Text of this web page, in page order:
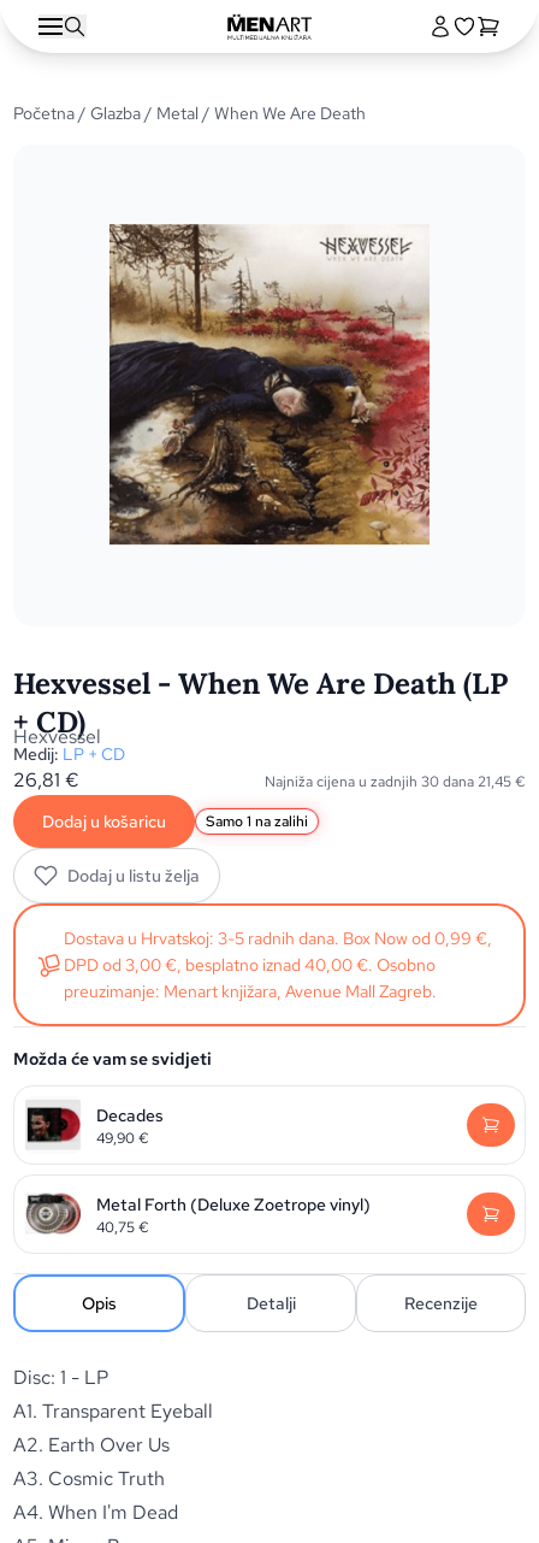
Početna/Glazba/ Metal / When We Are Death
Hexvessel - When We Are Death (LP
+ CD)
Hexvessel
Medij: LP + CD
26,81€ Najniža cijena u zadnjih 30 dana 21,45€
Dodaj u košaricu Samo 1 na zalihi
Dodaj u listu želja
Dostava u Hrvatskoj: 3-5 radnih dana. Box Now od 0,99 €,
DPD od 3,00 €, besplatno iznad 40,00 €. Osobno
preuzimanje: Menart knjižara, Avenue Mall Zagreb.
Možda će vam se svidjeti
Decades
49,90€
Metal Forth (Deluxe Zoetrope vinyl)
40,75€
Opis Detalji Recenzije
Disc: 1 - LP
A1. Transparent Eyeball
A2. Earth Over Us
A3. Cosmic Truth
A4. When I'm Dead